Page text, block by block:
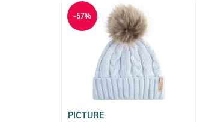
PICTURE
-57%